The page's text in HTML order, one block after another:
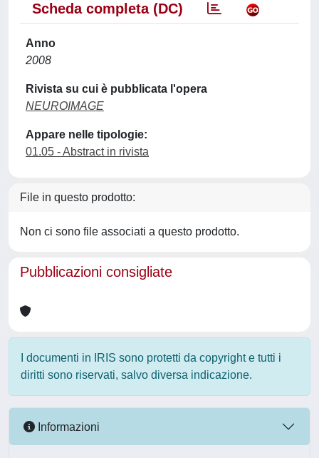
Scheda completa (DC)
Anno
2008
Rivista su cui è pubblicata l'opera
NEUROIMAGE
Appare nelle tipologie:
01.05 - Abstract in rivista
File in questo prodotto:
Non ci sono file associati a questo prodotto.
Pubblicazioni consigliate
I documenti in IRIS sono protetti da copyright e tutti i
diritti sono riservati, salvo diversa indicazione.
Informazioni